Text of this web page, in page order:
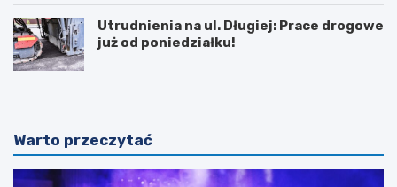
Utrudnienia na ul. Długiej: Prace drogowe
już od poniedziałku!
Warto przeczytać